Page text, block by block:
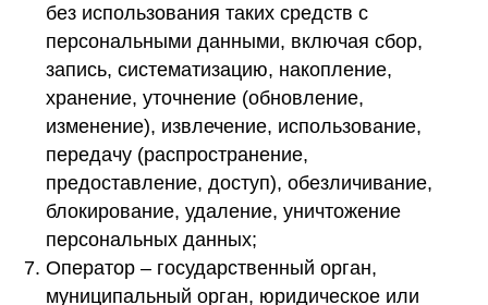
без использования таких средств с
персональными данными, включая сбор,
запись, систематизацию, накопление,
хранение, уточнение (обновление,
изменение), извлечение, использование,
передачу (распространение,
предоставление, доступ), обезличивание,
блокирование, удаление, уничтожение
персональных данных;
Оператор – государственный орган,
муниципальный орган, юридическое или